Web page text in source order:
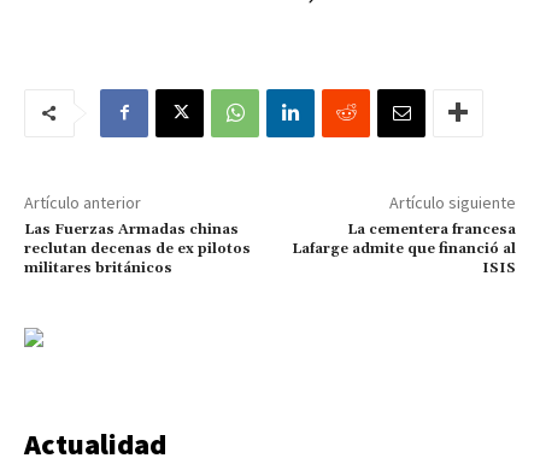
Artículo anterior
Las Fuerzas Armadas chinas
reclutan decenas de ex pilotos
militares británicos
Artículo siguiente
La cementera francesa
Lafarge admite que financió al
ISIS
Actualidad